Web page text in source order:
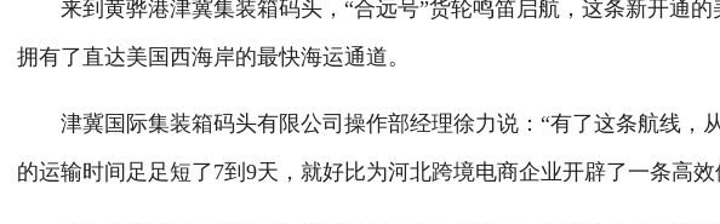
来到黄骅港津冀集装箱码头，“合远号”货轮鸣笛启航，这条新开通的
拥有了直达美国西海岸的最快海运通道。
津冀国际集装箱码头有限公司操作部经理徐力说：“有了这条航线，
的运输时间足足短了7到9天，就好比为河北跨境电商企业开辟了一条高效